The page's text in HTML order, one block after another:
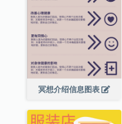
冥想介绍信息图表